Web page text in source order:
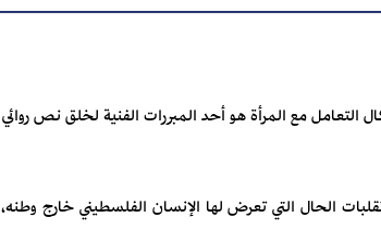
مع المرأة هو أحد المبررات الفنية لخلق نص روائي
الحال التي تعرض لها الإنسان الفلسطيني خارج وطنه،